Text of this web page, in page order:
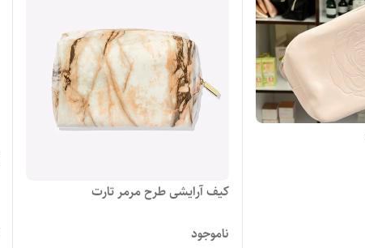
کیف آرایشی طرح مرمر تارت
ناموجود